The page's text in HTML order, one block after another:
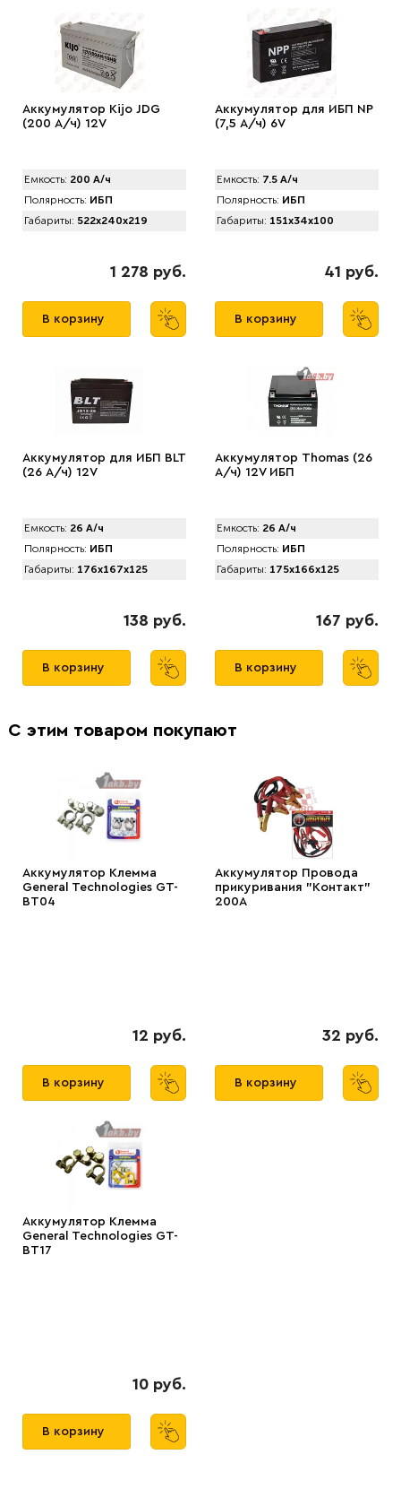
Аккумулятор Kijo JDG
(200 А/ч) 12V
Емкость: 200 А/ч
Полярность: ИБП
Габариты: 522x240x219
1 278 руб.
В корзину
Аккумулятор для ИБП NP
(7,5 А/ч) 6V
Емкость: 7.5 А/ч
Полярность: ИБП
Габариты: 151x34x100
41 руб.
В корзину
Аккумулятор для ИБП BLT
(26 А/ч) 12V
Емкость: 26 А/ч
Полярность: ИБП
Габариты: 176x167x125
138 руб.
В корзину
Аккумулятор Thоmas (26
А/ч) 12V ИБП
Емкость: 26 А/ч
Полярность: ИБП
Габариты: 175x166x125
167 руб.
В корзину
С этим товаром покупают
Аккумулятор Клемма
General Technologies GT-
BT04
12 руб.
В корзину
Аккумулятор Провода
прикуривания "Контакт"
200А
32 руб.
В корзину
Аккумулятор Клемма
General Technologies GT-
BT17
10 руб.
В корзину